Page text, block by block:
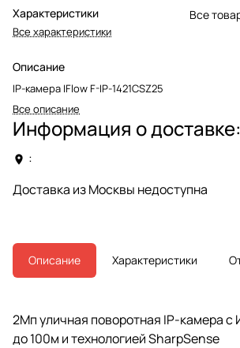
Характеристики
Все характеристики
Описание
IP-камера IFlow F-IP-1421CSZ25
Все описание
Все
Информация о доставке:
:
Доставка из Москвы недоступна
Описание Характеристики
2Мп уличная поворотная IP-камера с
до 100м и технологией SharpSense